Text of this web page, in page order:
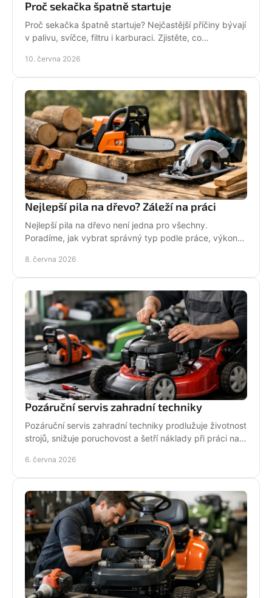
Proč sekačka špatně startuje
Proč sekačka špatně startuje? Nejčastější příčiny bývají
v palivu, svíčce, filtru i karburaci. Zjistěte, co
10. června 2026
Nejlepší pila na dřevo? Záleží na práci
Nejlepší pila na dřevo není jedna pro všechny.
Poradíme, jak vybrat správný typ podle práce, výkonu,
8. června 2026
Pozáruční servis zahradní techniky
Pozáruční servis zahradní techniky prodlužuje životnost
strojů, snižuje poruchovost a šetří náklady při práci na
6. června 2026